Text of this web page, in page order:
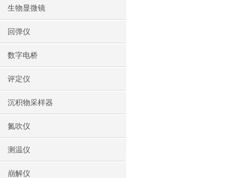
生物显微镜
回弹仪
数字电桥
评定仪
沉积物采样器
氮吹仪
测温仪
崩解仪